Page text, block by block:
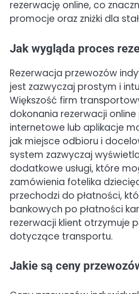
rezerwację online, co
promocje oraz zniżki dla
Jak wygląda proces
Rezerwacja przewozów
jest zazwyczaj prostym i
Większość firm
dokonania rezerwacji
internetowe lub aplikacje
jak miejsce odbioru i
system zazwyczaj
dodatkowe usługi, które
zamówienia fotelika
przechodzi do płatności,
bankowych po płatności
rezerwacji klient otrzymuje
dotyczące transportu.
Jakie są ceny